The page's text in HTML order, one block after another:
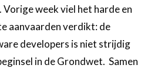
week viel het harde en
aanvaarden verdikt: de
developers is niet strijdig
in de Grondwet. Samen